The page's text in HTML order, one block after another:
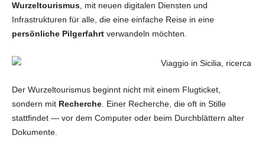
Wurzeltourismus , mit neuen digitalen Diensten und
Infrastrukturen für alle, die eine einfache Reise in eine
persönliche Pilgerfahrt verwandeln möchten.
Der Wurzeltourismus beginnt nicht mit einem Flugticket,
sondern mit Recherche . Einer Recherche, die oft in Stille
stattfindet — vor dem Computer oder beim Durchblättern alter
Dokumente.